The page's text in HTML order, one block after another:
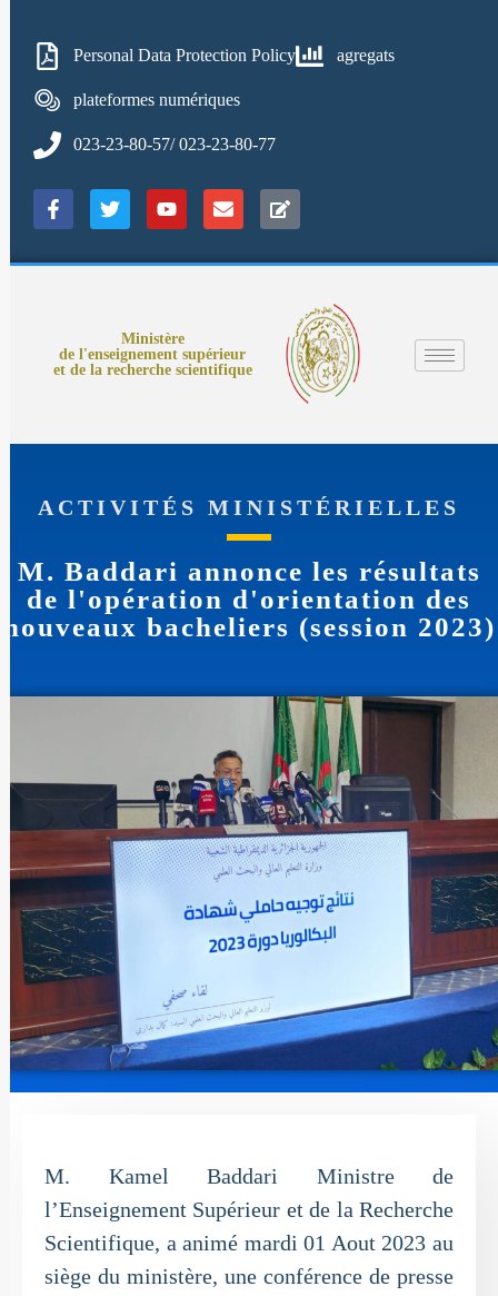
Personal Data Protection Policy agregats
plateformes numériques
023-23-80-57/ 023-23-80-77
Ministère
de l'enseignement supérieur
et de la recherche scientifique
ACTIVITÉS MINISTÉRIELLES
M. Baddari annonce les résultats
de l'opération d'orientation des
nouveaux bacheliers (session 2023)
M. Kamel Baddari Ministre de
l’Enseignement Supérieur et de la Recherche
Scientifique, a animé mardi 01 Aout 2023 au
siège du ministère, une conférence de presse